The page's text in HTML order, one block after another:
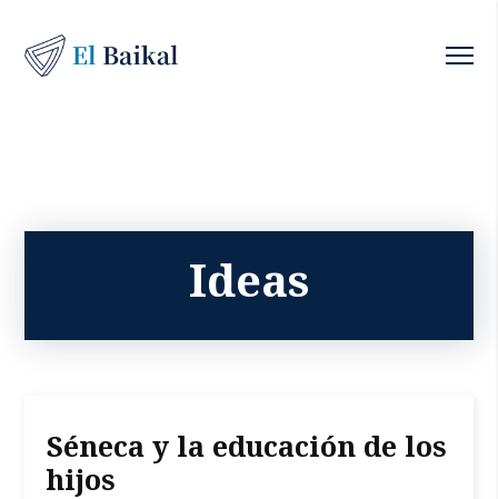
Ideas
Séneca y la educación de los
hijos